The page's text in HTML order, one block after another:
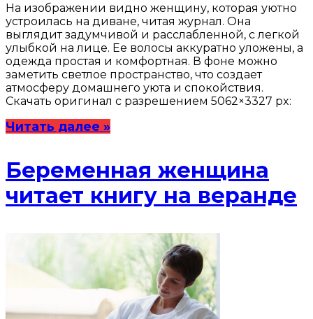
На изображении видно женщину, которая уютно
устроилась на диване, читая журнал. Она
выглядит задумчивой и расслабленной, с легкой
улыбкой на лице. Ее волосы аккуратно уложены, а
одежда простая и комфортная. В фоне можно
заметить светлое пространство, что создает
атмосферу домашнего уюта и спокойствия.
Скачать оригинал с разрешением 5062×3327 px:
Читать далее »
Беременная женщина
читает книгу на веранде